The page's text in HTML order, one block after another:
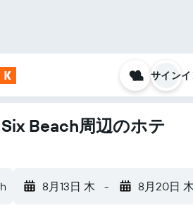
サイン
Beach周辺のホテ
8月13日 木 - 8月20日